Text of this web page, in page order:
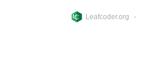
Leafcoder.org